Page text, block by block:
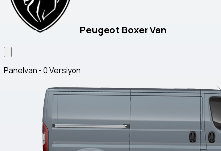
Peugeot Boxer Van
Panelvan - 0 Versiyon